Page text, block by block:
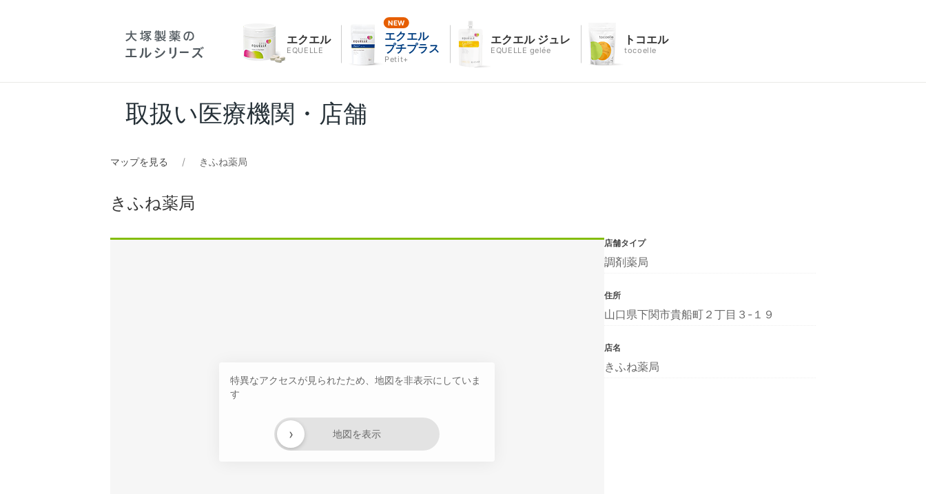
エクエル
EQUELLE
エクエル
プチプラス
Petit+
エクエル ジュレ
EQUELLE gelée
トコエル
tocoelle
取扱い医療機関・店舗
マップを見る きふね薬局
きふね薬局
特異なアクセスが見られたため、地図を非表示にしていま
す
地図を表示
›
店舗タイプ
調剤薬局
住所
山口県下関市貴船町２丁目３-１９
店名
きふね薬局